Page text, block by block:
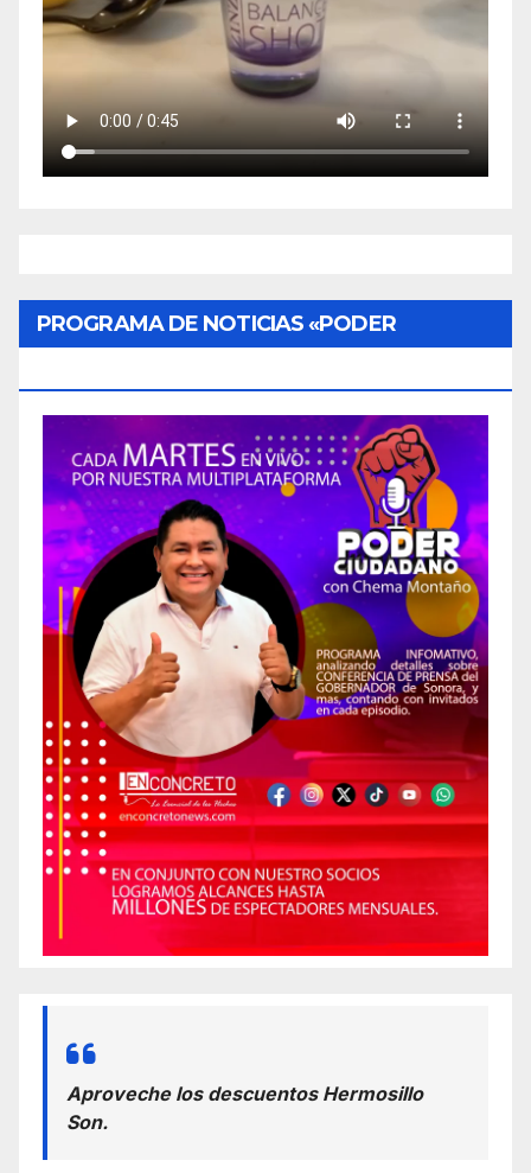
PROGRAMA DE NOTICIAS «PODER
Aproveche los descuentos Hermosillo
Son.